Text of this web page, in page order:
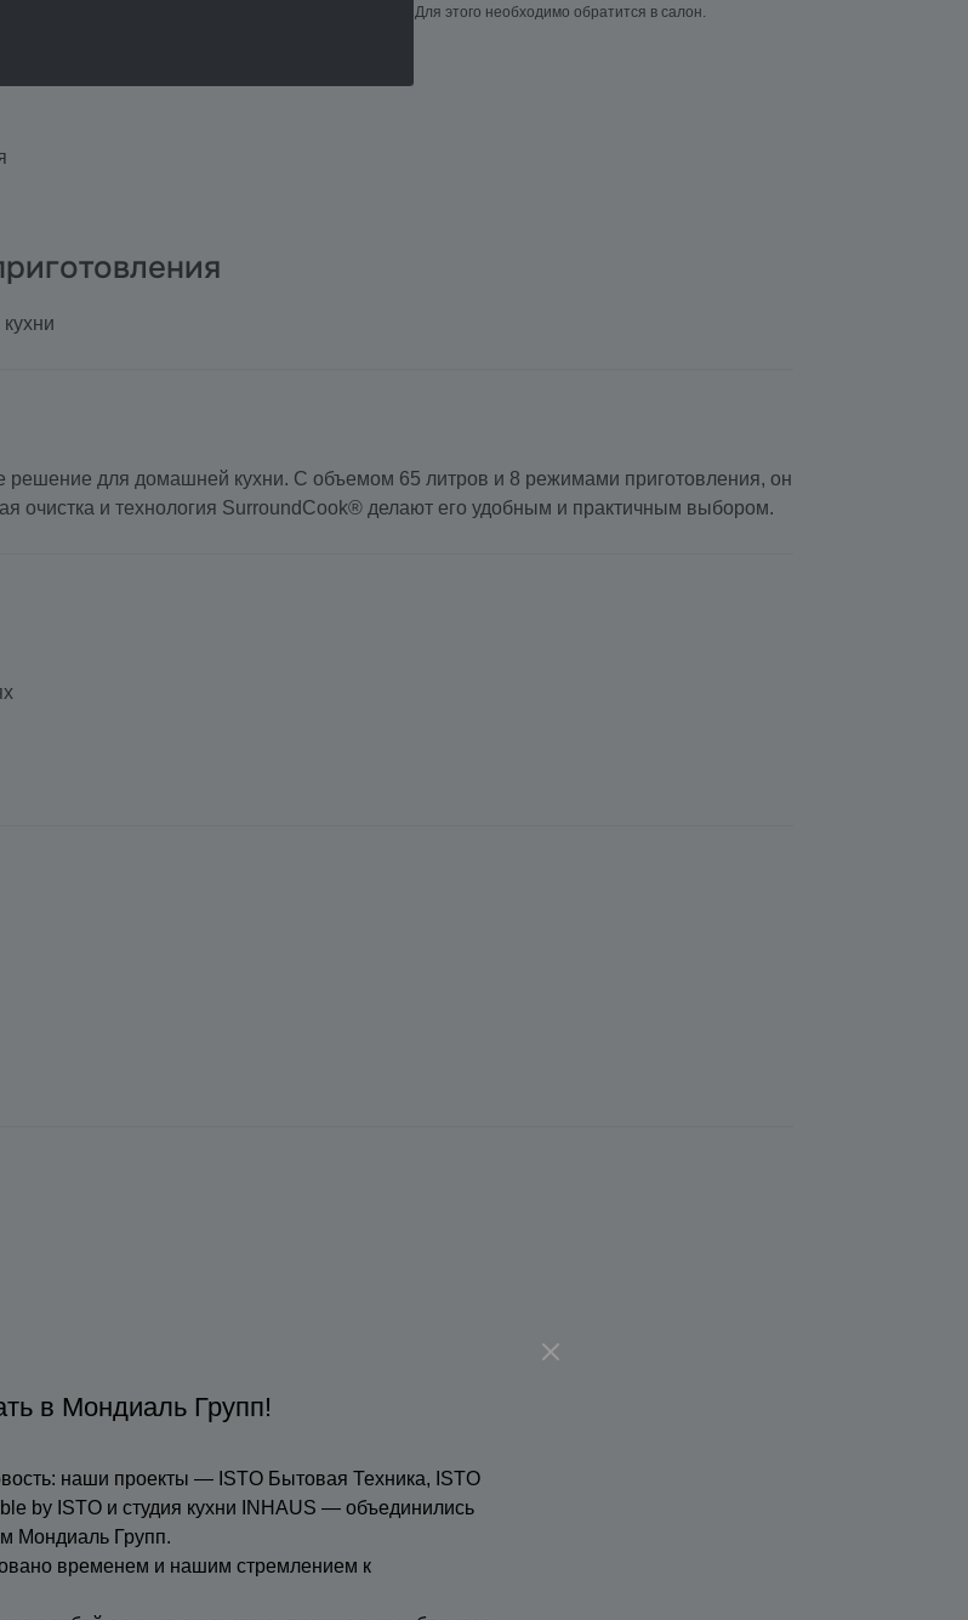
Для этого необходимо обратится в салон.
для домашней кухни. С объемом 65 литров и 8 режимами приготовления, он
очистка и технология SurroundCook® делают его удобным и практичным выбором.
в Мондиаль Групп!
наши проекты — ISTO Бытовая Техника, ISTO
by ISTO и студия кухни INHAUS — объединились
Мондиаль Групп.
временем и нашим стремлением к